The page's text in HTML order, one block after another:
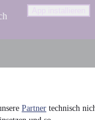
Partner technisch